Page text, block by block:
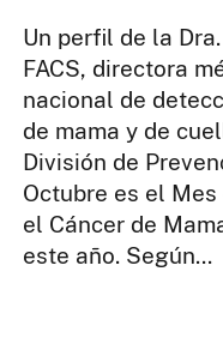
Un perfil de la
FACS, directora
nacional de
de mama y de
División de
Octubre es el
el Cáncer de
este año. Según...